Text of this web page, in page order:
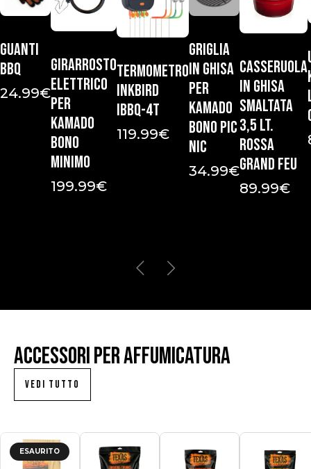
Guanti
bbq
24.99€
Girarrosto
elettrico
per
Kamado
Bono
Minimo
199.99€
Termometro
Inkbird
IBBQ-4T
119.99€
Griglia
in ghisa
per
Kamado
Bono Pic
Nic
34.99€
Casseruola
in ghisa
smaltata
3,5 Lt.
Rossa
Grand Feu
89.99€
Accessori per affumicatura
VEDI TUTTO
ESAURITO